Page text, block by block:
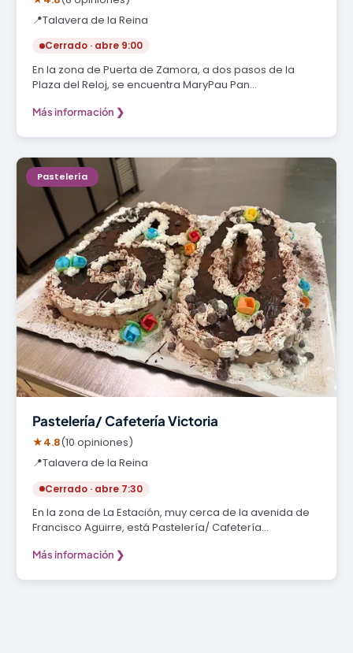
📍Talavera de la Reina
Cerrado · abre 9:00
En la zona de Puerta de Zamora, a dos pasos de la
Plaza del Reloj, se encuentra MaryPau Pan…
Más información ❯
Pastelería
Pastelería/ Cafetería Victoria
★4.8(10 opiniones)
📍Talavera de la Reina
Cerrado · abre 7:30
En la zona de La Estación, muy cerca de la avenida de
Francisco Aguirre, está Pastelería/ Cafetería…
Más información ❯